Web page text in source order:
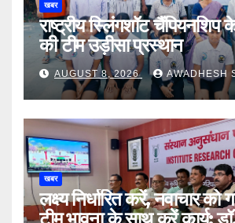
खबर
राष्ट्रीय स्लिंगशॉट चैंपियनशिप
की टीम उड़ीसा प्रस्थान
AUGUST 8, 2026 AWADHESH
खबर
लक्ष्य निर्धारित करें, नवाचार